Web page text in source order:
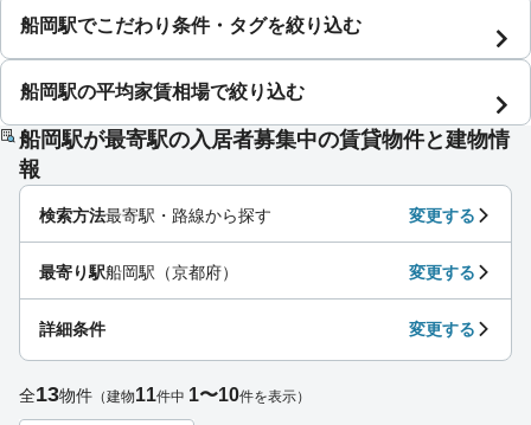
船岡駅でこだわり条件・タグを絞り込む
船岡駅の平均家賃相場で絞り込む
船岡駅が最寄駅の入居者募集中の賃貸物件と建物情
報
検索方法最寄駅・路線から探す 変更する
最寄り駅船岡駅（京都府） 変更する
詳細条件 変更する
全13物件 （建物11件中 1〜10件を表示）